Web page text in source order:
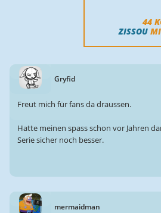
44
ZISSOU
Gryfid
Freut mich für fans da draussen.
Hatte meinen spass schon vor Jahren
Serie sicher noch besser.
mermaidman